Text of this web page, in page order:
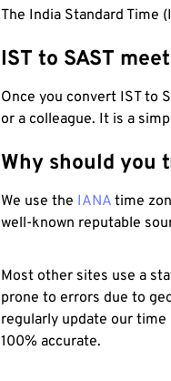
The India Standard Time
IST to SAST
Once you convert IST to
or a colleague. It is a
Why should you
We use the IANA time
well-known reputable
Most other sites use a
prone to errors due to
regularly update our
100% accurate.